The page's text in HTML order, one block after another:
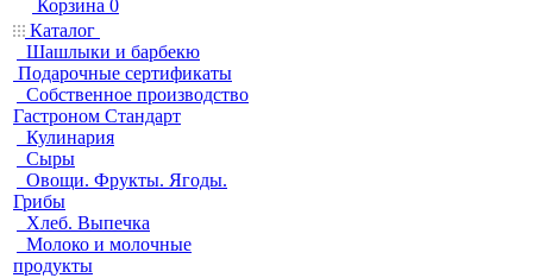
Корзина 0
Каталог
Шашлыки и барбекю
Подарочные сертификаты
Собственное производство
Гастроном Стандарт
Кулинария
Сыры
Овощи. Фрукты. Ягоды.
Грибы
Хлеб. Выпечка
Молоко и молочные
продукты